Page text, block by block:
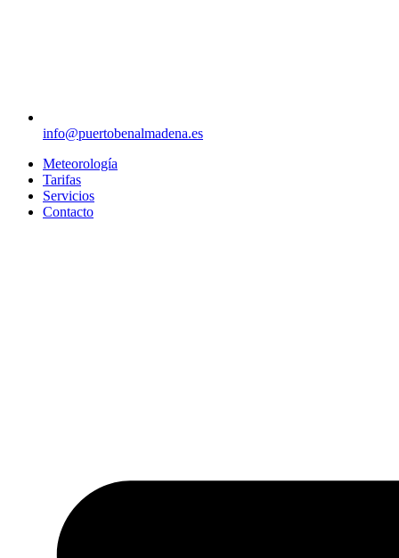
info@puertobenalmadena.es
Meteorología
Tarifas
Servicios
Contacto